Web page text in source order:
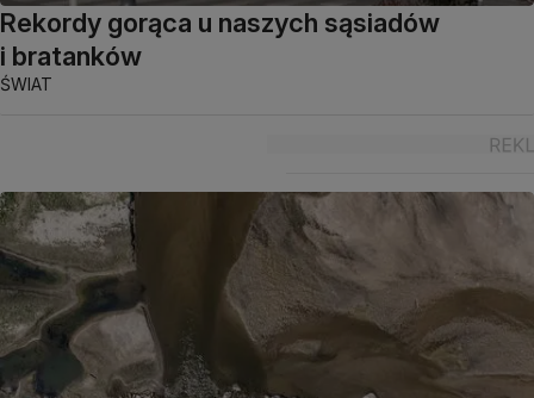
Rekordy gorąca u naszych sąsiadów
i bratanków
ŚWIAT